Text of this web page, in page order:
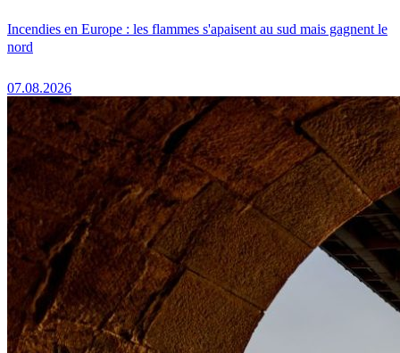
Incendies en Europe : les flammes s'apaisent au sud mais gagnent le
nord
07.08.2026